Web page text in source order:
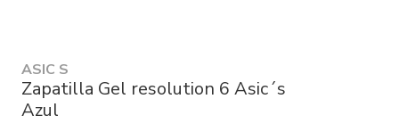
ASIC S
Zapatilla Gel resolution 6 Asic´s
Azul